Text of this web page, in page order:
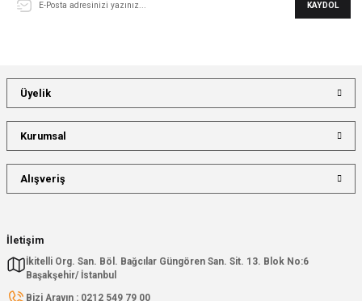
KAYDOL
İletişim
İkitelli Org. San. Böl. Bağcılar Güngören San. Sit. 13. Blok No:6
Başakşehir/ İstanbul
Bizi Arayın : 0212 549 79 00
Üyelik
Kurumsal
Alışveriş